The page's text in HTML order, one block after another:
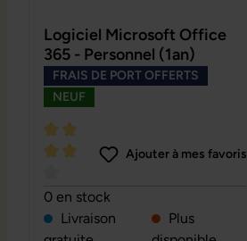
Logiciel Microsoft Office
365 - Personnel (1an)
FRAIS DE PORT OFFERTS
NEUF
Note moyenne de 4 sur 5 étoiles
Ajouter à mes favoris
0 en stock
Livraison
Plus